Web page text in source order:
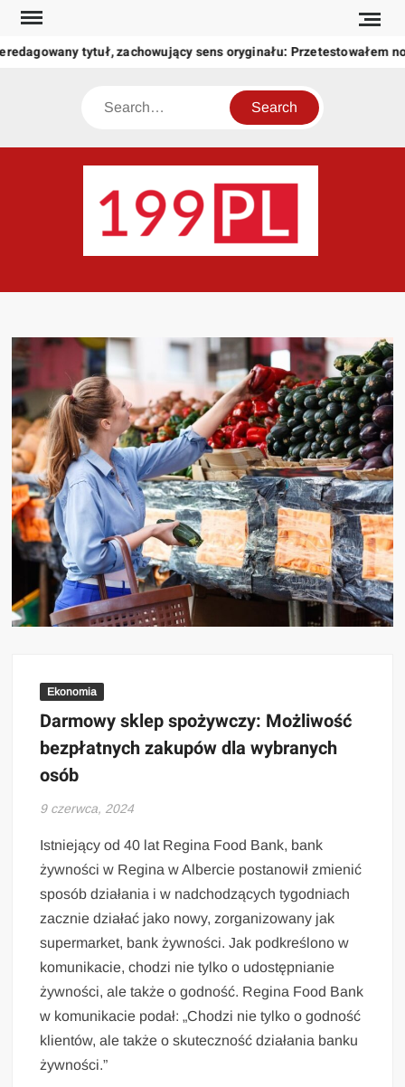
Skip
content
tytuł, zachowujący sens oryginału: Przetestowałem
Search
świat
Ekonomia
Darmowy sklep spożywczy: Możliwość
bezpłatnych zakupów dla wybranych
osób
9 czerwca, 2024
Istniejący od 40 lat Regina Food Bank, bank
żywności w Regina w Albercie postanowił zmienić
sposób działania i w nadchodzących tygodniach
zacznie działać jako nowy, zorganizowany jak
supermarket, bank żywności. Jak podkreślono w
komunikacie, chodzi nie tylko o udostępnianie
żywności, ale także o godność. Regina Food Bank
w komunikacie podał: „Chodzi nie tylko o godność
klientów, ale także o skuteczność działania banku
żywności.”